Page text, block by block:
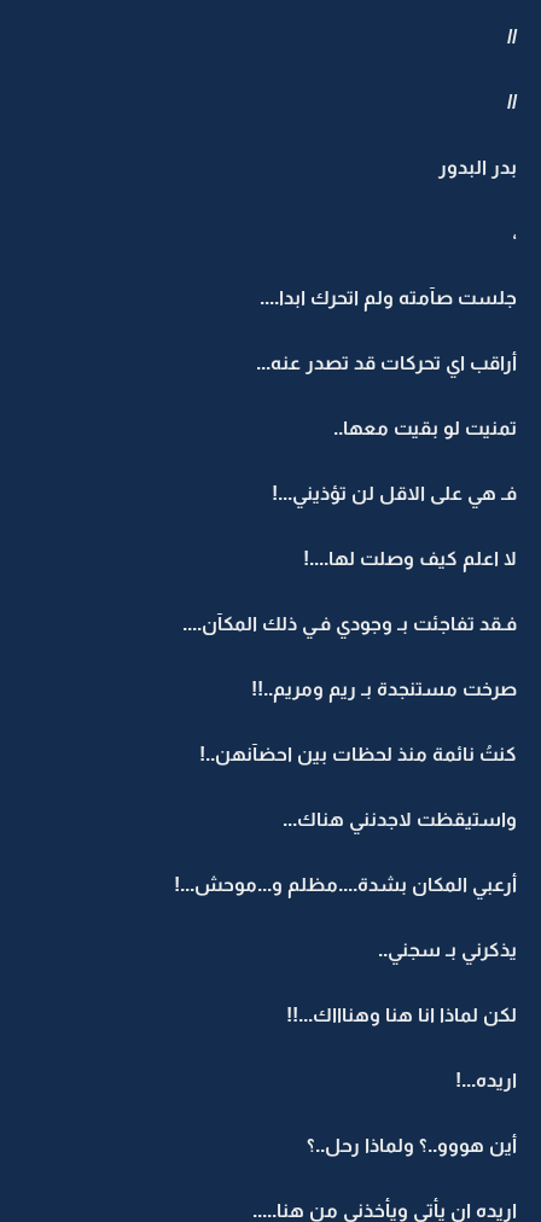
//
//
بدر البدور
،
جلست صآمته ولم اتحرك ابدا....
أراقب اي تحركات قد تصدر عنه...
تمنيت لو بقيت معها..
فـ هي على الاقل لن تؤذيني...!
لا اعلم كيف وصلت لها....!
فـقد تفاجئت بـ وجودي فـي ذلك المكآن....
صرخت مستنجدة بـ ريم ومريم..!!
كنتُ نائمة منذ لحظات بين احضآنهن..!
واستيقظت لاجدنني هناك...
أرعبي المكان بشدة....مظلم و...موحش...!
يذكرني بـ سجني..
لكن لماذا انا هنا وهناااك...!!
اريده...!
أين هووو..؟ ولماذا رحل..؟
اريده ان يأتي ويأخذني من هنا.....